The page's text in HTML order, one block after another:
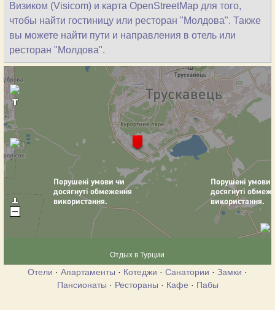
Визиком (Visicom) и карта OpenStreetMap для того,
чтобы найти гостиницу или ресторан "Молдова". Также
вы можете найти пути и направления в отель или
ресторан "Молдова".
Отдых в Турции
Отели · Апартаменты · Котеджи · Санатории · Замки ·
Пансионаты · Рестораны · Кафе · Пабы